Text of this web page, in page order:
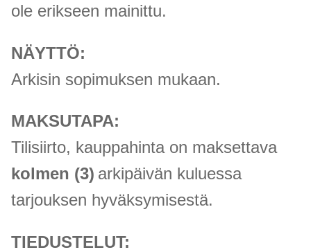
ole erikseen mainittu.
NÄYTTÖ:
Arkisin sopimuksen mukaan.
MAKSUTAPA:
Tilisiirto, kauppahinta on maksettava
kolmen (3) arkipäivän kuluessa
tarjouksen hyväksymisestä.
TIEDUSTELUT: